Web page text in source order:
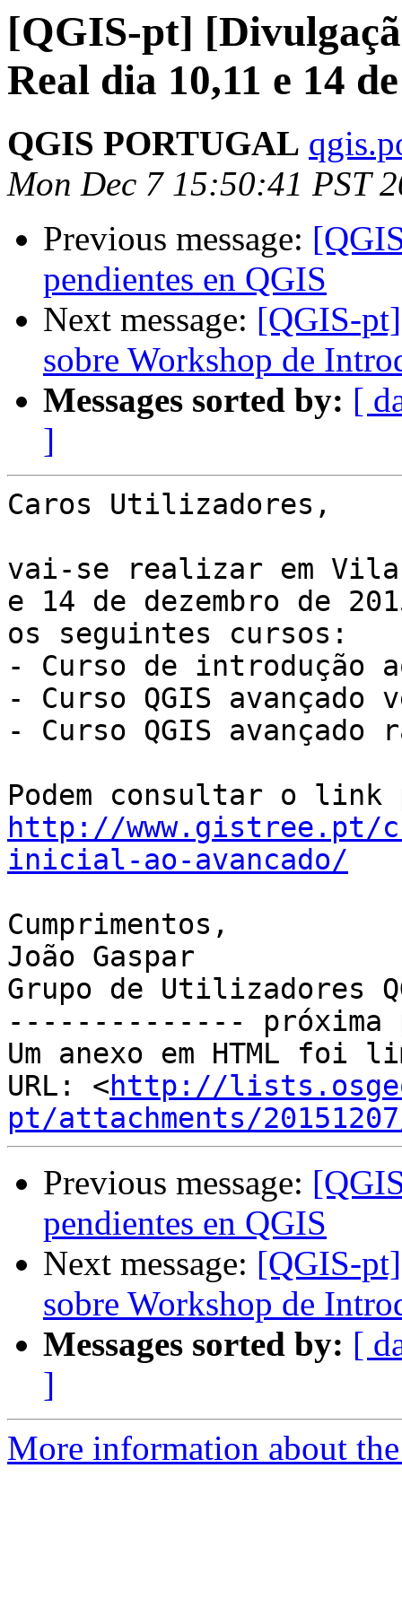
[QGIS-pt]
Real dia 10,11 e 14
QGIS PORTUGAL
Mon Dec 7 15:50:41 PST
Previous message:
pendientes en QGIS
Next message: [QGIS-
sobre Workshop de
Messages sorted by: [
]
Caros Utilizadores,
vai-se realizar em
e 14 de dezembro de
os seguintes cursos:
- Curso de introdução
- Curso QGIS
- Curso QGIS
http://www.gistree.pt/
inicial-ao-avancado/
Cumprimentos,
João Gaspar
Grupo de Utilizadores
--------------
Um anexo em HTML foi
URL: <http://
pt/attachments/
Previous message:
pendientes en QGIS
Next message: [QGIS-
sobre Workshop de
Messages sorted by: [
]
More information about